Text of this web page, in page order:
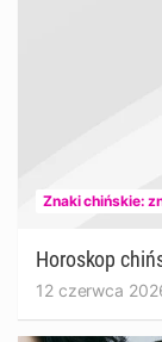
Znaki chińskie:
Horoskop
12 czerwca